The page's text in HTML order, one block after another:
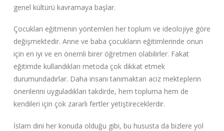
genel kültürü kavramaya başlar.
Çocukları eğitmenin yöntemleri her toplum ve ideolojiye göre
değişmektedir. Anne ve baba çocukların eğitimlerinde onun
için en iyi ve en önemli birer öğretmen olabilirler. Fakat
eğitimde kullandıkları metoda çok dikkat etmek
durumundadırlar. Daha insanı tanımaktan aciz mekteplerin
önerilerini uyguladıkları takdirde, hem topluma hem de
kendileri için çok zararlı fertler yetiştireceklerdir.
İslam dini her konuda olduğu gibi, bu hususta da bizlere yol